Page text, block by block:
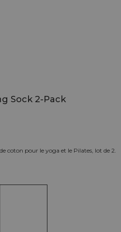
Sock 2-Pack
coton pour le yoga et le Pilates, lot de 2.